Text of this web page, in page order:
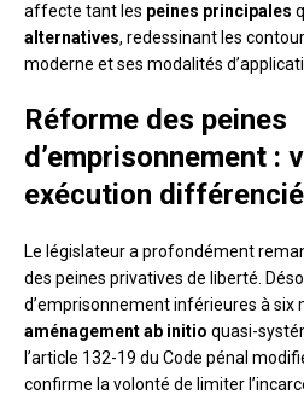
affecte tant les peines principales
alternatives, redessinant les
moderne et ses modalités
Réforme des peines
d’emprisonnement :
exécution
Le législateur a profondément
des peines privatives de liberté.
d’emprisonnement inférieures à six
aménagement ab initio quasi-
l’article 132-19 du Code pénal
confirme la volonté de limiter